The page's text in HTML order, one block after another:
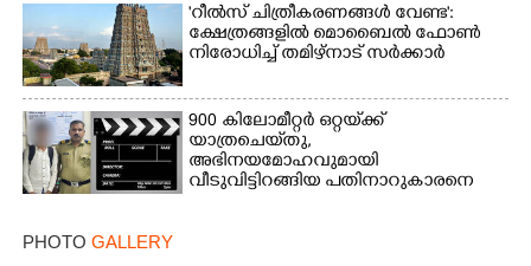
'റീൽസ് ചിത്രീകരണങ്ങൾ വേണ്ട':
ക്ഷേത്രങ്ങളിൽ മൊബൈൽ ഫോൺ
നിരോധിച്ച് തമിഴ്നാട് സർക്കാർ
900 കിലോമീറ്റർ ഒറ്റയ്‌ക്ക്
യാത്രചെ‌യ്‌തു,​
അഭിനയമോഹവുമായി
വീടുവിട്ടിറങ്ങിയ പതിനാറുകാരനെ
PHOTO GALLERY